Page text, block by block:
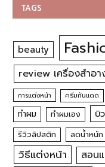
TAGS
beauty
review เครื่องสำอา
การแต่งหน้า ครีมกันแดด
ทำผม ทำผมเอง บิ
รีวิวลิปสติก ลดน้ำหนัก
วิธีแต่งหน้า
สอน